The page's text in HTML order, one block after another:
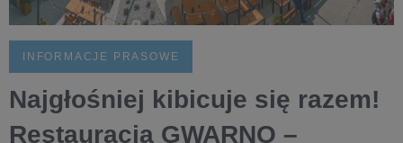
INFORMACJE PRASOWE
Najgłośniej kibicuje się razem!
Restauracja GWARNO –